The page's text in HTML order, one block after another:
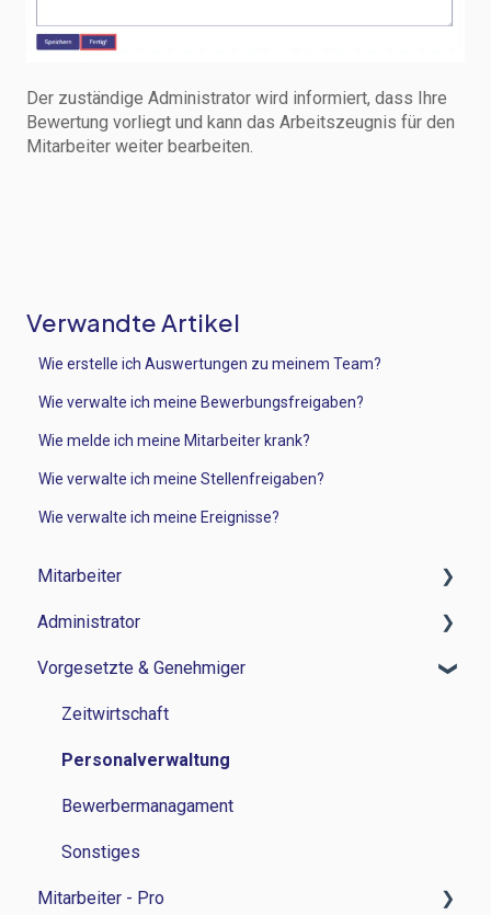
Der zuständige Administrator wird informiert, dass Ihre
Bewertung vorliegt und kann das Arbeitszeugnis für den
Mitarbeiter weiter bearbeiten.
Verwandte Artikel
Wie erstelle ich Auswertungen zu meinem Team?
Wie verwalte ich meine Bewerbungsfreigaben?
Wie melde ich meine Mitarbeiter krank?
Wie verwalte ich meine Stellenfreigaben?
Wie verwalte ich meine Ereignisse?
Mitarbeiter
Zeitwirtschaft
Reisemanagement
Personalverwaltung
Lohn und Gehalt
Grundlagen
Administrator
Zeitwirtschaft
Reisemanagement
Personalverwaltung
Personalentwicklung
Bewerbermanagement
Lohn und Gehalt
Vorgesetzte & Genehmiger
Zeitwirtschaft
Personalverwaltung
Bewerbermanagament
Sonstiges
Mitarbeiter - Pro